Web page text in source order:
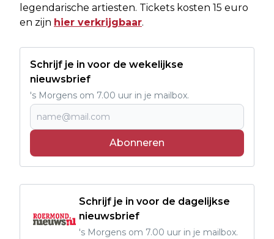
legendarische artiesten. Tickets kosten 15 euro
en zijn hier verkrijgbaar.
Schrijf je in voor de wekelijkse
nieuwsbrief
's Morgens om 7.00 uur in je mailbox.
Abonneren
Schrijf je in voor de dagelijkse
nieuwsbrief
's Morgens om 7.00 uur in je mailbox.